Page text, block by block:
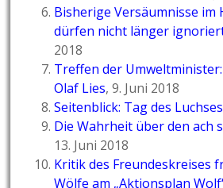
Bisherige Versäumnisse im
dürfen nicht länger
2018
Treffen der
Olaf Lies, 9. Juni 2018
Seitenblick: Tag des Luchses
Die Wahrheit über den ach
13. Juni 2018
Kritik des Freundeskreises
Wölfe am „Aktionsplan